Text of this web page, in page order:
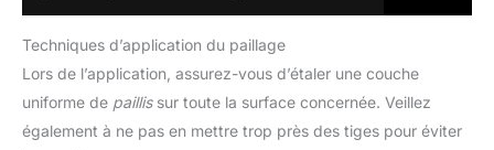
Techniques d’application du paillage
Lors de l’application, assurez-vous d’étaler une couche
uniforme de paillissur toute la surface concernée. Veillez
également à ne pas en mettre trop près des tiges pour éviter